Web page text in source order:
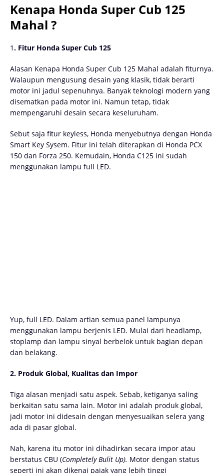
Kenapa Honda Super Cub 125
Mahal ?
1. Fitur Honda Super Cub 125
Alasan Kenapa Honda Super Cub 125 Mahal adalah fiturnya.
Walaupun mengusung desain yang klasik, tidak berarti
motor ini jadul sepenuhnya. Banyak teknologi modern yang
disematkan pada motor ini. Namun tetap, tidak
mempengaruhi desain secara keseluruham.
Sebut saja fitur keyless, Honda menyebutnya dengan Honda
Smart Key Sysem. Fitur ini telah diterapkan di Honda PCX
150 dan Forza 250. Kemudain, Honda C125 ini sudah
menggunakan lampu full LED.
Yup, full LED. Dalam artian semua panel lampunya
menggunakan lampu berjenis LED. Mulai dari headlamp,
stoplamp dan lampu sinyal berbelok untuk bagian depan
dan belakang.
2. Produk Global, Kualitas dan Impor
Tiga alasan menjadi satu aspek. Sebab, ketiganya saling
berkaitan satu sama lain. Motor ini adalah produk global,
jadi motor ini didesain dengan menyesuaikan selera yang
ada di pasar global.
Nah, karena itu motor ini dihadirkan secara impor atau
berstatus CBU (Completely Bulit Up). Motor dengan status
seperti ini akan dikenai pajak yang lebih tinggi